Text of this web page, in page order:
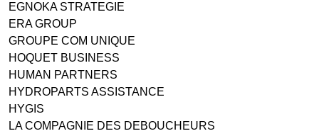
EGNOKA STRATEGIE
ERA GROUP
GROUPE COM UNIQUE
HOQUET BUSINESS
HUMAN PARTNERS
HYDROPARTS ASSISTANCE
HYGIS
LA COMPAGNIE DES DEBOUCHEURS